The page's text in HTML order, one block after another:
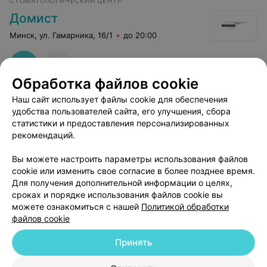
Домист
Минск, ул. Гамарника, 16/1 до 20:00
Добавить специалиста
О проекте Новости проекта Размещение рекламы
Обработка файлов cookie
Наш сайт использует файлы cookie для обеспечения
удобства пользователей сайта, его улучшения, сбора
статистики и предоставления персонализированных
рекомендаций.
Вы можете настроить параметры использования файлов
cookie или изменить свое согласие в более позднее время.
Для получения дополнительной информации о целях,
сроках и порядке использования файлов cookie вы
можете ознакомиться с нашей Политикой обработки
файлов cookie
Принять